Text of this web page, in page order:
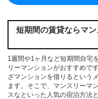
短期間の賃貸ならマ
1週間や1ヶ月など短期間自宅
リーマンションがおすすめで
ざマンションを借りるという
ます。そこで、マンスリーマ
スなといった人気の宿泊方法